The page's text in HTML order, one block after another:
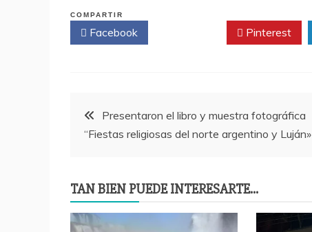
COMPARTIR
Facebook Pinterest
Navegación
entradas
Presentaron el libro y muestra fotográfica
“Fiestas religiosas del norte argentino y Luján»
TAN BIEN PUEDE INTERESARTE...